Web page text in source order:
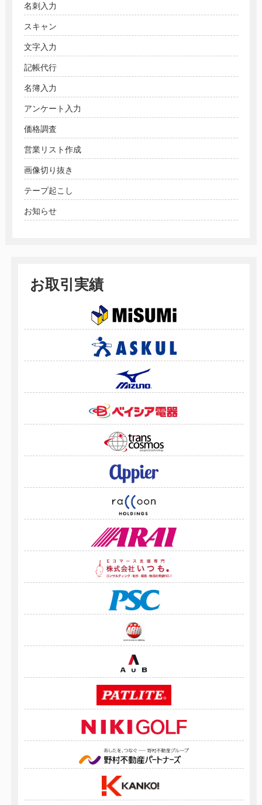
名刺入力
スキャン
文字入力
記帳代行
名簿入力
アンケート入力
価格調査
営業リスト作成
画像切り抜き
テープ起こし
お知らせ
お取引実績